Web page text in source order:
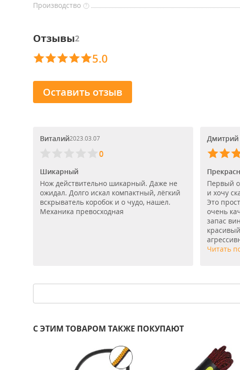
Производство
?
Отзывы2
5.0
Оставить отзыв
Виталий2023.03.07
0
Шикарный
Нож действительно шикарный. Даже не
ожидал. Долго искал компактный, лёгкий
вскрыватель коробок и о чудо, нашел.
Механика превосходная
Дмитрий
Первый
и хочу
Это
очень
запас
Читать
С ЭТИМ ТОВАРОМ ТАКЖЕ ПОКУПАЮТ